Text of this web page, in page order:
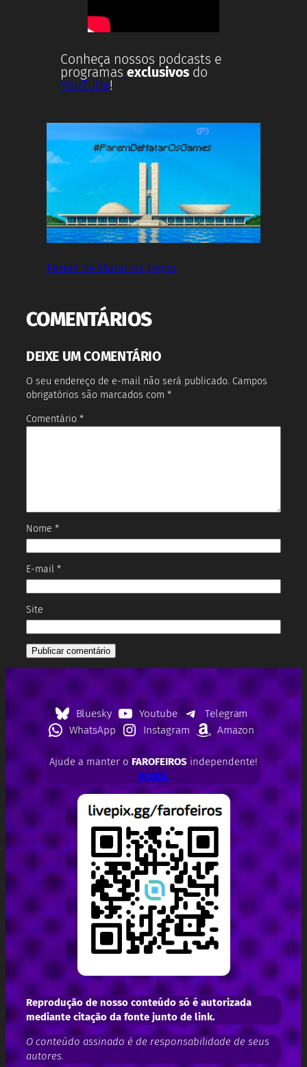
Conheça nossos podcasts e
programas exclusivos do
YouTube!
Parem de Matar os Jogos
COMENTÁRIOS
DEIXE UM COMENTÁRIO
O seu endereço de e-mail não será publicado. Campos
obrigatórios são marcados com *
Comentário *
Nome *
E-mail *
Site
Bluesky Youtube
Telegram
WhatsApp
Instagram Amazon
Ajude a manter o FAROFEIROSindependente!
APOIE!
Reprodução de nosso conteúdo só é autorizada
mediante citação da fonte junto de link.
O conteúdo assinado é de responsabilidade de seus
autores.